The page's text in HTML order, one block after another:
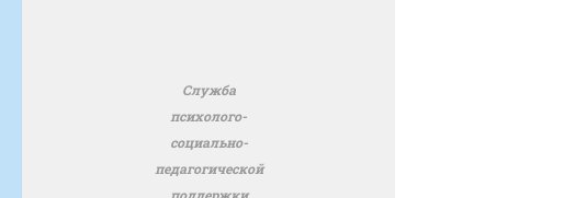
Служба
психолого-
социально-
педагогической